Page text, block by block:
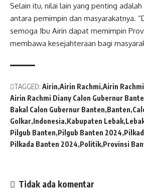
Selain itu, nilai lain yang penting
antara pemimpin dan masyarakatnya.
semoga Ibu Airin dapat memimpin
membawa kesejahteraan bagi
TAGGED: Airin Airin Rachmi Airin
Airin Rachmi Diany Calon Gubernur
Bakal Calon Gubernur Banten Banten
Golkar Indonesia Kabupaten Lebak
Pilgub Banten Pilgub Banten 2024
Pilkada Banten 2024 Politik Provinsi
Tidak ada komentar